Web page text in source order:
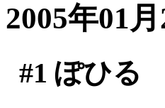
2005年01
#1 ぽひる